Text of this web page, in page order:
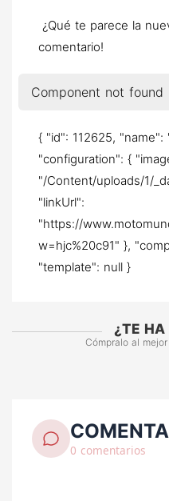
¿Qué te parece la
comentario!
Component not found
{ "id": 112625, "name":
"configuration": {
"/Content/uploads/1/
"linkUrl":
"https://
w=hjc%20c91" },
"template": null }
¿TE HA
Cómpralo al
0 comentarios